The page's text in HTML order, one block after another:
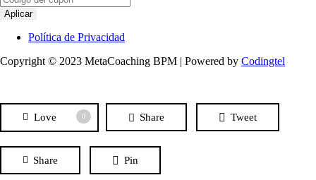
Aplicar
Política de Privacidad
Copyright © 2023 MetaCoaching BPM | Powered by Codingtel
Love 0 Share Tweet
Share Pin